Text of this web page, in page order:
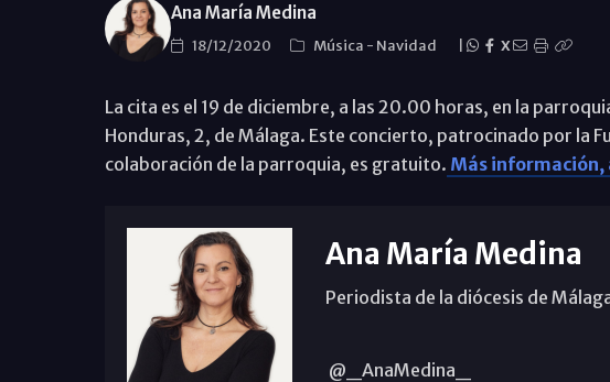
Ana María Medina
18/12/2020 Música - Navidad X
La cita es el 19 de diciembre, a las 20.00 horas, en la
Honduras, 2, de Málaga. Este concierto, patrocinado por la
colaboración de la parroquia, es gratuito. Más información,
Ana María Medina
Periodista de la diócesis de
@_AnaMedina_